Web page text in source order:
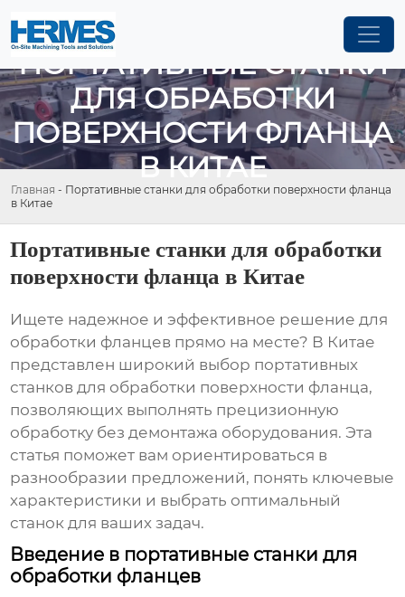
ПОРТАТИВНЫЕ СТАНКИ
ДЛЯ ОБРАБОТКИ
ПОВЕРХНОСТИ ФЛАНЦА
В КИТАЕ
Главная - Портативные станки для обработки поверхности фланца
в Китае
Портативные станки для обработки
поверхности фланца в Китае
Ищете надежное и эффективное решение для
обработки фланцев прямо на месте? В Китае
представлен широкий выбор портативных
станков для обработки поверхности фланца,
позволяющих выполнять прецизионную
обработку без демонтажа оборудования. Эта
статья поможет вам ориентироваться в
разнообразии предложений, понять ключевые
характеристики и выбрать оптимальный
станок для ваших задач.
Введение в портативные станки для
обработки фланцев